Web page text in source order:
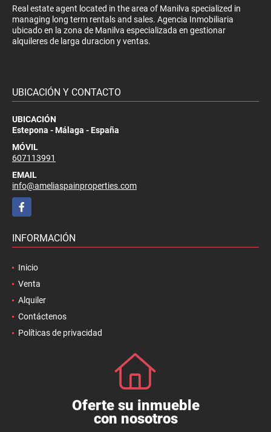
Real estate agent located in the area of Manilva specialized in
managing long term rentals and sales. Agencia Inmobiliaria
ubicado en la zona de Manilva especializada en gestionar
alquileres de larga duracion y ventas.
UBICACIÓN Y CONTACTO
UBICACIÓN
Estepona - Málaga - España
MÓVIL
607113991
EMAIL
info@ameliaspainproperties.com
Facebook
INFORMACIÓN
Inicio
Venta
Alquiler
Contáctenos
Políticas de privacidad
Oferte su inmueble
con nosotros